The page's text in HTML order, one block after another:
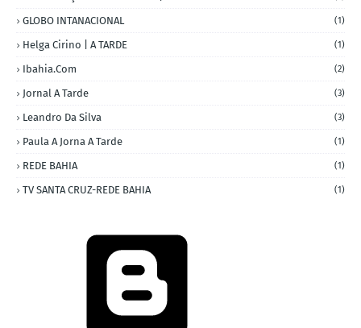
GLOBO INTANACIONAL (1)
Helga Cirino | A TARDE (1)
Ibahia.com (2)
Jornal A Tarde (3)
Leandro Da Silva (3)
Paula A Jorna A Tarde (1)
REDE BAHIA (1)
TV SANTA CRUZ-REDE BAHIA (1)